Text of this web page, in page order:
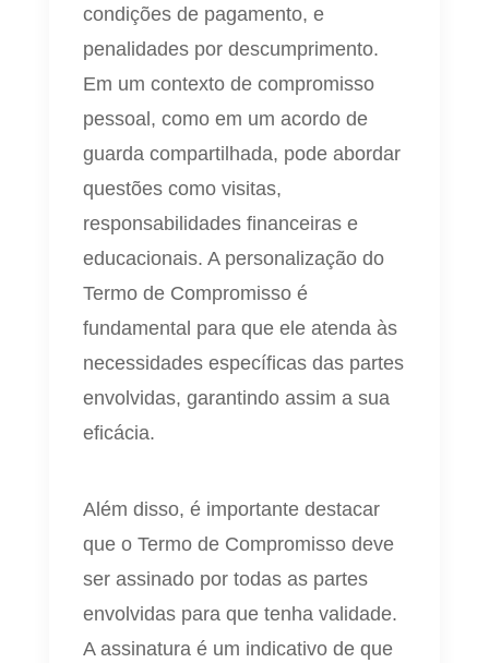
condições de pagamento, e
penalidades por descumprimento.
Em um contexto de compromisso
pessoal, como em um acordo de
guarda compartilhada, pode abordar
questões como visitas,
responsabilidades financeiras e
educacionais. A personalização do
Termo de Compromisso é
fundamental para que ele atenda às
necessidades específicas das partes
envolvidas, garantindo assim a sua
eficácia.
Além disso, é importante destacar
que o Termo de Compromisso deve
ser assinado por todas as partes
envolvidas para que tenha validade.
A assinatura é um indicativo de que